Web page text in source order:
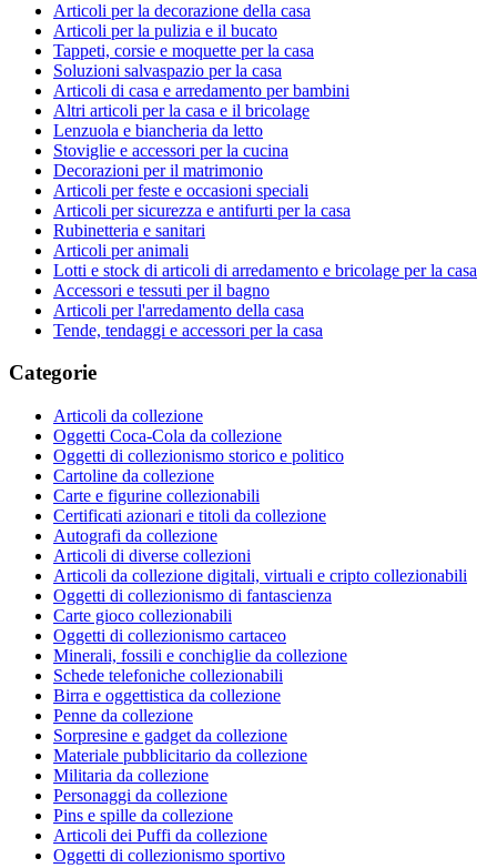
Articoli per la decorazione della casa
Articoli per la pulizia e il bucato
Tappeti, corsie e moquette per la casa
Soluzioni salvaspazio per la casa
Articoli di casa e arredamento per bambini
Altri articoli per la casa e il bricolage
Lenzuola e biancheria da letto
Stoviglie e accessori per la cucina
Decorazioni per il matrimonio
Articoli per feste e occasioni speciali
Articoli per sicurezza e antifurti per la casa
Rubinetteria e sanitari
Articoli per animali
Lotti e stock di articoli di arredamento e bricolage per la casa
Accessori e tessuti per il bagno
Articoli per l'arredamento della casa
Tende, tendaggi e accessori per la casa
Categorie
Articoli da collezione
Oggetti Coca-Cola da collezione
Oggetti di collezionismo storico e politico
Cartoline da collezione
Carte e figurine collezionabili
Certificati azionari e titoli da collezione
Autografi da collezione
Articoli di diverse collezioni
Articoli da collezione digitali, virtuali e cripto collezionabili
Oggetti di collezionismo di fantascienza
Carte gioco collezionabili
Oggetti di collezionismo cartaceo
Minerali, fossili e conchiglie da collezione
Schede telefoniche collezionabili
Birra e oggettistica da collezione
Penne da collezione
Sorpresine e gadget da collezione
Materiale pubblicitario da collezione
Militaria da collezione
Personaggi da collezione
Pins e spille da collezione
Articoli dei Puffi da collezione
Oggetti di collezionismo sportivo